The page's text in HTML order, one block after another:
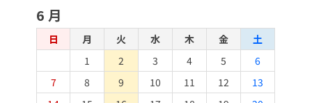
6月
日 月 火 水 木 金
土
1
2 3 4 5
6
7
8 9 10 11 12
13